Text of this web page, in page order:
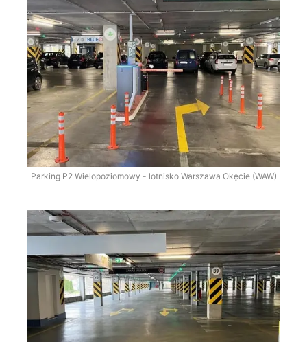
Parking P2 Wielopoziomowy - lotnisko Warszawa Okęcie (WAW)